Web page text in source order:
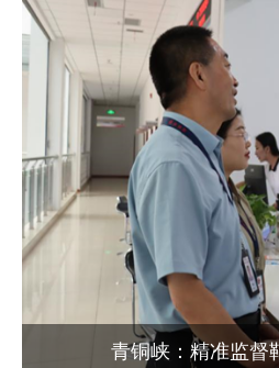
青铜峡：精准监督